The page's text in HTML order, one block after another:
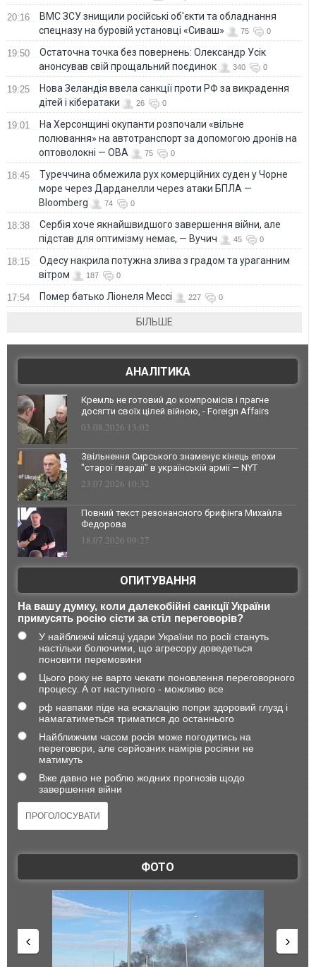
20:16
ВМС ЗСУ знищили російські об'єкти та обладнання
спецназу на буровій установці «Сиваш»
75 0
19:50
Остаточна точка без повернень: Олександр Усік
анонсував свій прощальний поєдинок
340 0
19:25
Нова Зеландія ввела санкції проти РФ за викрадення
дітей і кібератаки
26 0
19:01
На Херсонщині окупанти розпочали «вільне
полювання» на автотранспорт за допомогою дронів на
оптоволокні — ОВА
75 0
18:45
Туреччина обмежила рух комерційних суден у Чорне
море через Дарданелли через атаки БПЛА —
Bloomberg
74 0
18:38
Сербія хоче якнайшвидшого завершення війни, але
підстав для оптимізму немає, — Вучич
45 0
18:15
Одесу накрила потужна злива з градом та ураганним
вітром
187 0
17:54 Помер батько Ліонеля Мессі 227 0
БІЛЬШЕ
АНАЛІТИКА
Кремль не готовий до компромісів і прагне
досягти своїх цілей війною, - Foreign Affairs
03.08.2026 13:02
Звільнення Сирського знаменує кінець епохи
"старої гвардії" в українській армії — NYT
23.07.2026 10:32
Повний текст резонансного брифінга Михайла
Федорова
18.07.2026 09:27
ОПИТУВАННЯ
На вашу думку, коли далекобійні санкції України
примусять росію сісти за стіл переговорів?
У найближчі місяці удари України по росії стануть
настільки болючими, що агресору доведеться
поновити перемовини
Цього року не варто чекати поновлення переговорного
процесу. А от наступного - можливо все
рф навпаки піде на ескалацію попри здоровий глузд і
намагатиметься триматися до останнього
Найближчим часом росія може погодитись на
переговори, але серйозних намірів росіяни не
матимуть
Вже давно не роблю жодних прогнозів щодо
завершення війни
ФОТО